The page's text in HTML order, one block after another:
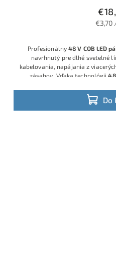
€3,70
Do
Profesionálny 48 V COB LED
navrhnutý pre dlhé svetelné
kabelovania, napájania z
zásahov. Vďaka technológii48
dlhých úsekoch v jednom
konečnom dôsledku znižuje